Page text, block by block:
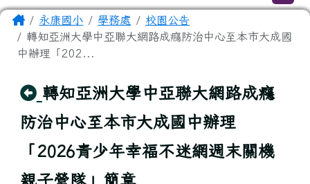
主內容區域
Home永康國小 學務處
校園公告
轉知亞洲大學中亞聯大網路成癮防治中心至本市大成國
中辦理「202...
回上頁
轉知亞洲大學中亞聯大網路成癮
防治中心至本市大成國中辦理
「2026青少年幸福不迷網週末關機
親子營隊」簡章
頁尾區域